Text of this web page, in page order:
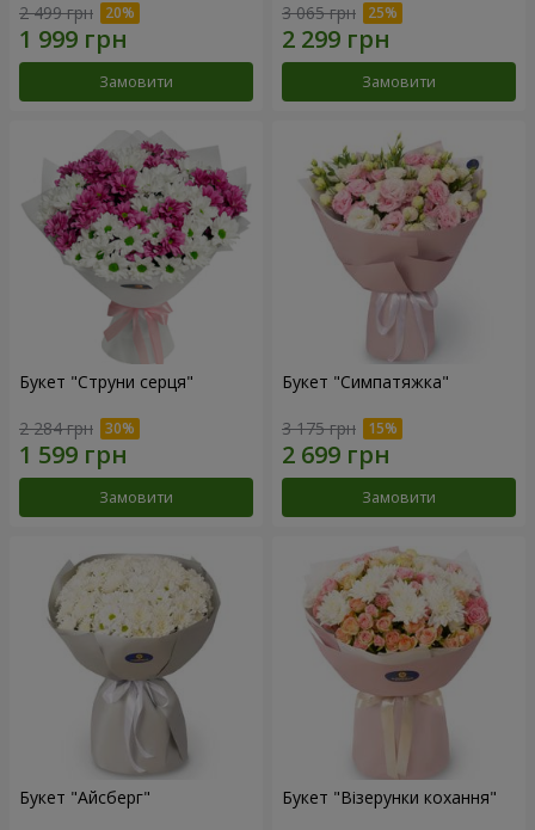
2 499 грн
Замовити
3 065 грн
Замовити
Букет "Струни серця"
2 284 грн
Замовити
Букет "Симпатяжка"
3 175 грн
Замовити
Букет "Айсберг" Букет "Візерунки кохання"